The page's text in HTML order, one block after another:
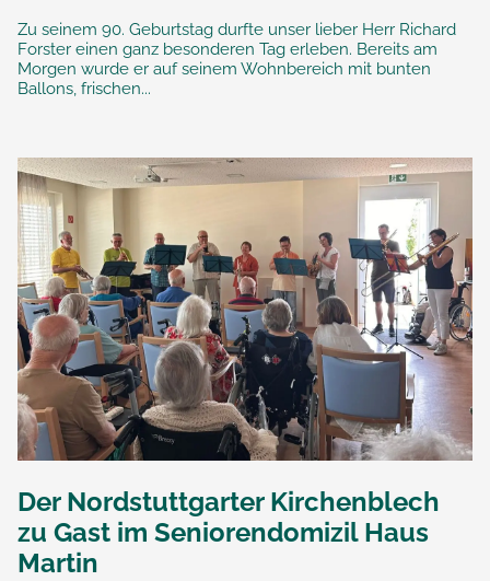
Zu seinem 90. Geburtstag durfte unser lieber Herr Richard
Forster einen ganz besonderen Tag erleben. Bereits am
Morgen wurde er auf seinem Wohnbereich mit bunten
Ballons, frischen...
Der Nordstuttgarter Kirchenblech
zu Gast im Seniorendomizil Haus
Martin